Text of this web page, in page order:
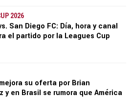
2026
San Diego FC: Día, hora y canal
el partido por la Leagues Cup
su oferta por Brian
y en Brasil se rumora que América